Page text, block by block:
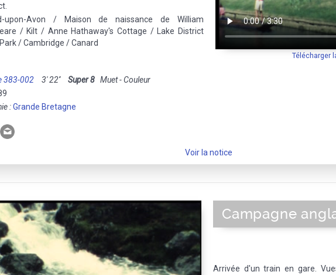
Télécharger
upon-Avon / Maison de naissance de William
/ Kilt / Anne Hathaway's Cottage / Lake District
/ Cambridge / Canard
383-002 3' 22'' Super 8 Muet - Couleur
:Grande Bretagne
Voir la notice
Campagne
Arrivée d'un train en gare.